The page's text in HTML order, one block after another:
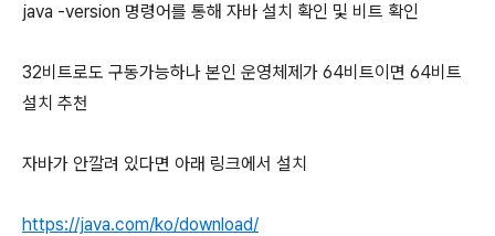
java -version 명령어를 통해 자바 설치 확인 및 비트 확인
32비트로도 구동가능하나 본인 운영체제가 64비트이면 64비트
설치 추천
자바가 안깔려 있다면 아래 링크에서 설치
https://java.com/ko/download/